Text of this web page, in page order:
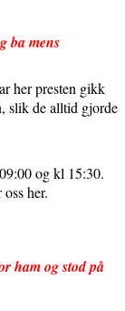
ba mens
her presten gikk
slik de alltid gjorde
og kl 15:30.
her.
ham og stod på